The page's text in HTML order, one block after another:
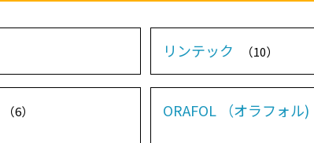
リンテック （10）
（6） ORAFOL （オラフォル)